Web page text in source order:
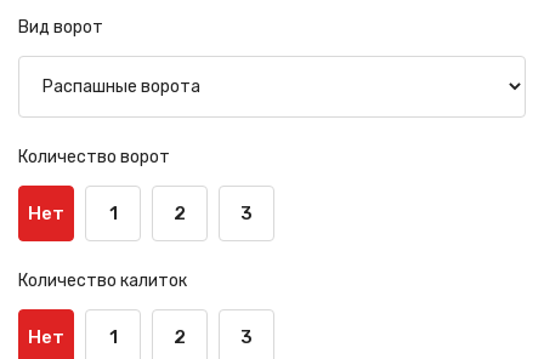
Вид ворот
Количество ворот
Нет 1 2 3
Количество калиток
Нет 1 2 3